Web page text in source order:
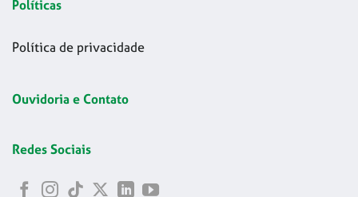
Políticas
Política de privacidade
Ouvidoria e Contato
Redes Sociais